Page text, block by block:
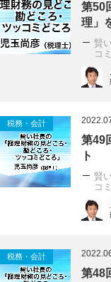
第50
理」
賢
コ
税務・会計
第49
ト
賢
コ
税務・会計
第48